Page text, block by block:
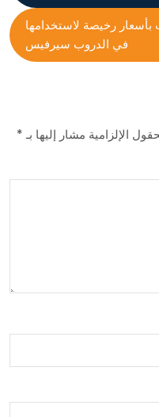
بأسعار رخيصة لاستخدامها
في الدروب سيرفيس
الإلزامية مشار إليها بـ*